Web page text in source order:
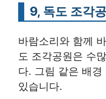
9, 독도 조각
바람소리와 함께
도 조각공원은 수
다. 그림 같은 배
있습니다.